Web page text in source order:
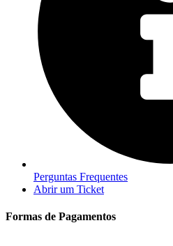
Perguntas Frequentes
Abrir um Ticket
Formas de Pagamentos